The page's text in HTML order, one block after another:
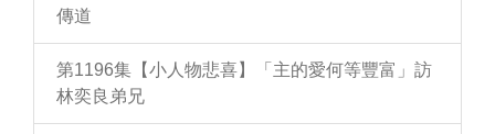
傳道
第1196集【小人物悲喜】「主的愛何等豐富」訪
林奕良弟兄